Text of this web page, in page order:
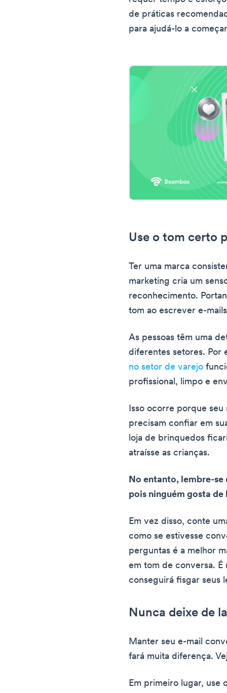
de práticas
para ajudá-lo a
Use o tom certo
Ter uma marca
marketing cria um
reconhecimento.
tom ao escrever e-
As pessoas têm uma
diferentes setores. Por
no setor de varejo
profissional, limpo e
Isso ocorre porque seu
precisam confiar em
loja de brinquedos
atraísse as crianças.
No entanto, lembre-se
pois ninguém gosta
Em vez disso, conte
como se estivesse
perguntas é a melhor
em tom de conversa.
conseguirá fisgar seus
Nunca deixe de
Manter seu e-mail
fará muita diferença.
Em primeiro lugar, use